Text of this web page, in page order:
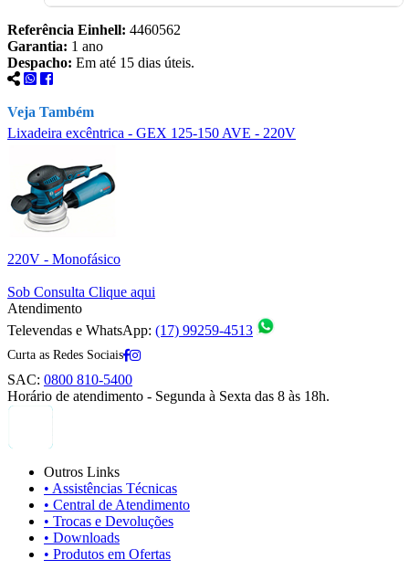
Referência Einhell: 4460562
Garantia: 1 ano
Despacho: Em até 15 dias úteis.
Veja Também
Lixadeira excêntrica - GEX 125-150 AVE - 220V
220V - Monofásico
Sob Consulta Clique aqui
Atendimento
Televendas e WhatsApp: (17) 99259-4513
Curta as Redes Sociais
SAC: 0800 810-5400
Horário de atendimento - Segunda à Sexta das 8 às 18h.
Outros Links
• Assistências Técnicas
• Central de Atendimento
• Trocas e Devoluções
• Downloads
• Produtos em Ofertas